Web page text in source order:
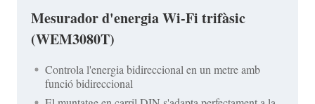
Mesurador d'energia Wi-Fi trifàsic
(WEM3080T)
Controla l'energia bidireccional en un metre amb
funció bidireccional